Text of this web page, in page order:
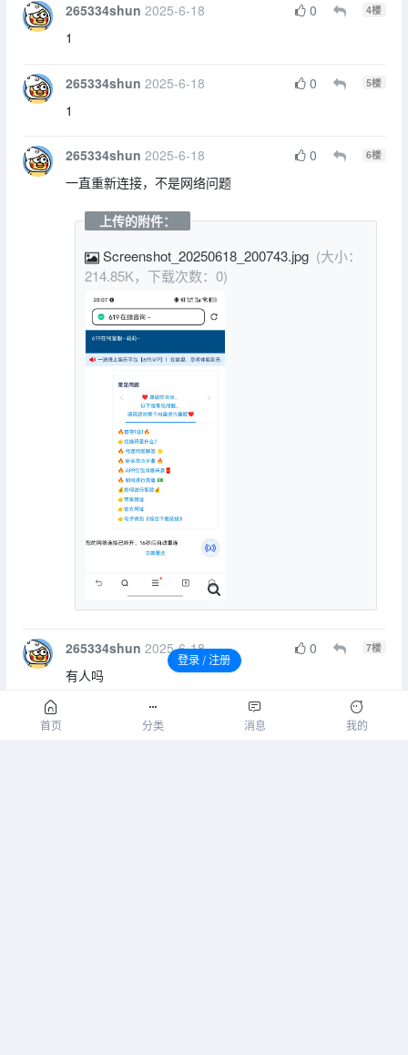
265334shun 2025-6-18 0 4楼
1
265334shun 2025-6-18 0 5楼
1
265334shun 2025-6-18 0 6楼
一直重新连接，不是网络问题
上传的附件：
Screenshot_20250618_200743.jpg (大小：
214.85K，下载次数：0)
265334shun 2025-6-18 0 7楼
有人吗
2025-7-1 8
请先登录后发表评论！
首页 分类 消息 我的
登录 / 注册